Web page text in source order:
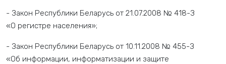
- Закон Республики Беларусь от 21.07.2008 № 418-З
«О регистре населения»;
- Закон Республики Беларусь от 10.11.2008 № 455-З
«Об информации, информатизации и защите